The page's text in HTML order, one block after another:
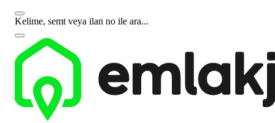
Kelime, semt veya ilan no ile ara...